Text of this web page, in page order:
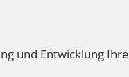
und Entwicklung